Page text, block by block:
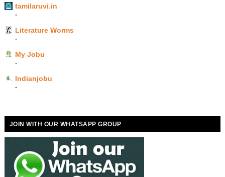
tamilaruvi.in
-
Literature Worms
-
My Jobu
-
Indianjobu
-
JOIN WITH OUR WHATSAPP GROUP